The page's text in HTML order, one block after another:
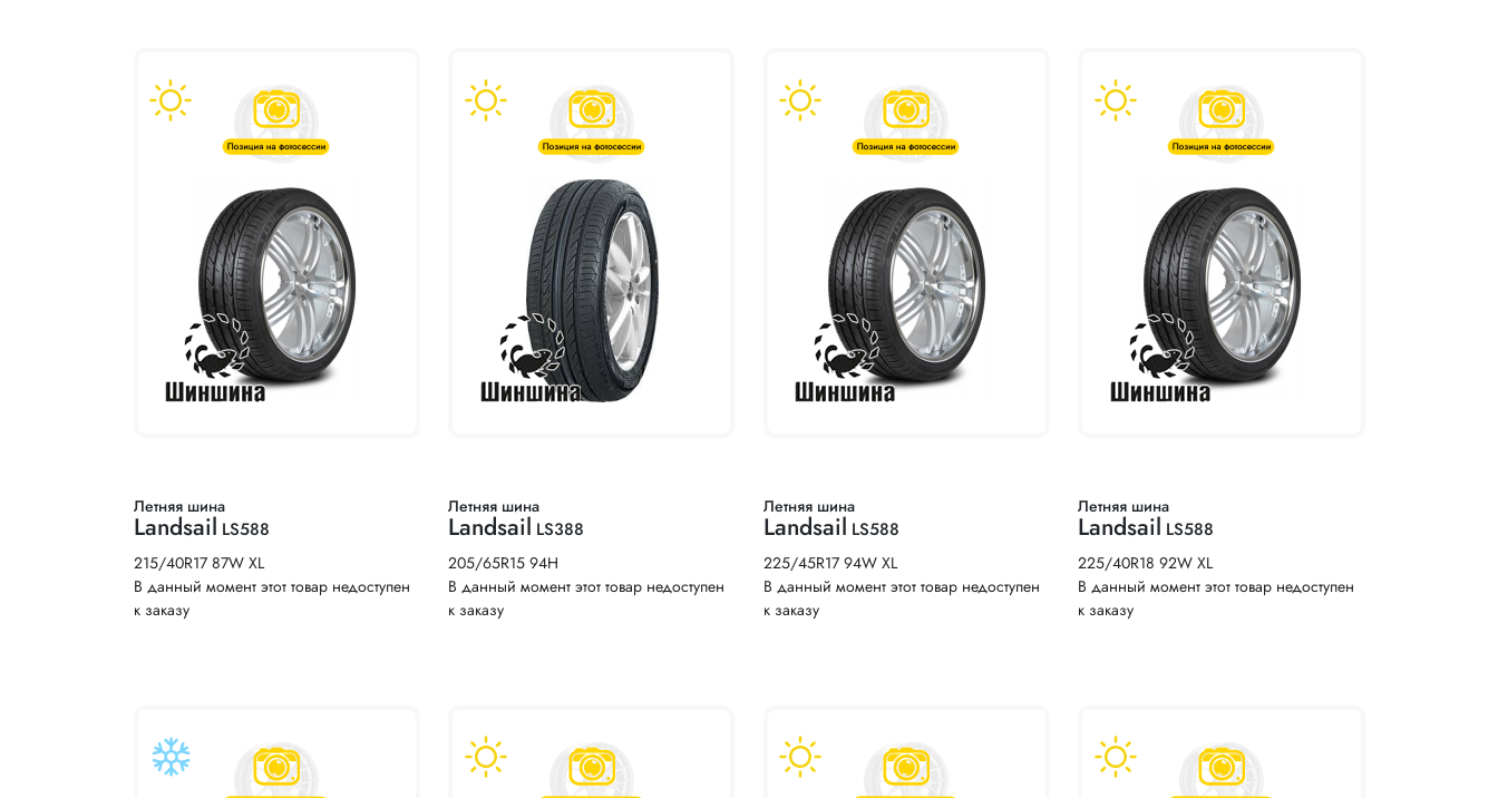
Летняя шина
Landsail LS588
215/40R17 87W XL
В данный момент этот товар недоступен
к заказу
Летняя шина
Landsail LS388
205/65R15 94H
В данный момент этот товар недоступен
к заказу
Летняя шина
Landsail LS588
225/45R17 94W XL
В данный момент этот товар недоступен
к заказу
Летняя шина
Landsail LS588
225/40R18 92W XL
В данный момент этот товар недоступен
к заказу